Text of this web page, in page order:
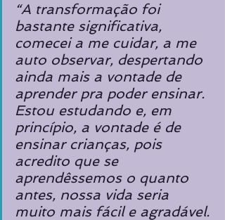
“A transformação foi
bastante significativa,
comecei a me cuidar, a me
auto observar, despertando
ainda mais a vontade de
aprender pra poder ensinar.
Estou estudando e, em
princípio, a vontade é de
ensinar crianças, pois
acredito que se
aprendêssemos o quanto
antes, nossa vida seria
muito mais fácil e agradável.